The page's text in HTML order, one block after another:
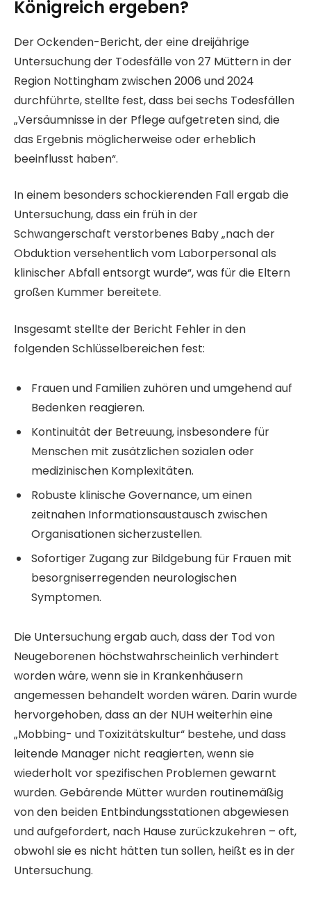
Königreich ergeben?
Der Ockenden-Bericht, der eine dreijährige
Untersuchung der Todesfälle von 27 Müttern in der
Region Nottingham zwischen 2006 und 2024
durchführte, stellte fest, dass bei sechs Todesfällen
„Versäumnisse in der Pflege aufgetreten sind, die
das Ergebnis möglicherweise oder erheblich
beeinflusst haben“.
In einem besonders schockierenden Fall ergab die
Untersuchung, dass ein früh in der
Schwangerschaft verstorbenes Baby „nach der
Obduktion versehentlich vom Laborpersonal als
klinischer Abfall entsorgt wurde“, was für die Eltern
großen Kummer bereitete.
Insgesamt stellte der Bericht Fehler in den
folgenden Schlüsselbereichen fest:
Frauen und Familien zuhören und umgehend auf
Bedenken reagieren.
Kontinuität der Betreuung, insbesondere für
Menschen mit zusätzlichen sozialen oder
medizinischen Komplexitäten.
Robuste klinische Governance, um einen
zeitnahen Informationsaustausch zwischen
Organisationen sicherzustellen.
Sofortiger Zugang zur Bildgebung für Frauen mit
besorgniserregenden neurologischen
Symptomen.
Die Untersuchung ergab auch, dass der Tod von
Neugeborenen höchstwahrscheinlich verhindert
worden wäre, wenn sie in Krankenhäusern
angemessen behandelt worden wären. Darin wurde
hervorgehoben, dass an der NUH weiterhin eine
„Mobbing- und Toxizitätskultur“ bestehe, und dass
leitende Manager nicht reagierten, wenn sie
wiederholt vor spezifischen Problemen gewarnt
wurden. Gebärende Mütter wurden routinemäßig
von den beiden Entbindungsstationen abgewiesen
und aufgefordert, nach Hause zurückzukehren – oft,
obwohl sie es nicht hätten tun sollen, heißt es in der
Untersuchung.